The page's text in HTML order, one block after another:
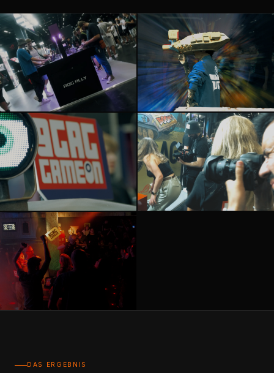
DAS ERGEBNIS